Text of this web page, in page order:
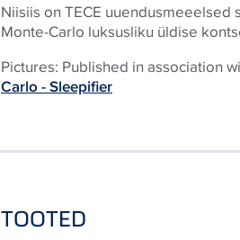
Niisiis on TECE uuendusmeeelsed
Monte-Carlo luksusliku üldise
Pictures: Published in association
Carlo - Sleepifier
TOOTED